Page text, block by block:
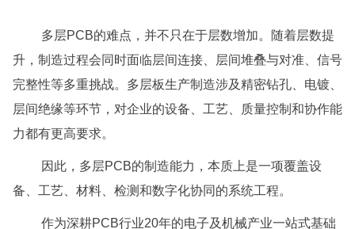
多层PCB的难点，并不只在于层数增加。随着层数提
升，制造过程会同时面临层间连接、层间堆叠与对准、信号
完整性等多重挑战。多层板生产制造涉及精密钻孔、电镀、
层间绝缘等环节，对企业的设备、工艺、质量控制和协作能
力都有更高要求。
因此，多层PCB的制造能力，本质上是一项覆盖设
备、工艺、材料、检测和数字化协同的系统工程。
作为深耕PCB行业20年的电子及机械产业一站式基础